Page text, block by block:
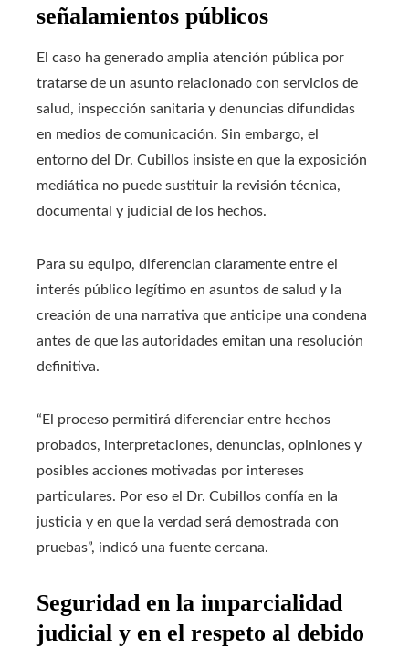
señalamientos públicos
El caso ha generado amplia atención pública por
tratarse de un asunto relacionado con servicios de
salud, inspección sanitaria y denuncias difundidas
en medios de comunicación. Sin embargo, el
entorno del Dr. Cubillos insiste en que la exposición
mediática no puede sustituir la revisión técnica,
documental y judicial de los hechos.
Para su equipo, diferencian claramente entre el
interés público legítimo en asuntos de salud y la
creación de una narrativa que anticipe una condena
antes de que las autoridades emitan una resolución
definitiva.
“El proceso permitirá diferenciar entre hechos
probados, interpretaciones, denuncias, opiniones y
posibles acciones motivadas por intereses
particulares. Por eso el Dr. Cubillos confía en la
justicia y en que la verdad será demostrada con
pruebas”, indicó una fuente cercana.
Seguridad en la imparcialidad
judicial y en el respeto al debido